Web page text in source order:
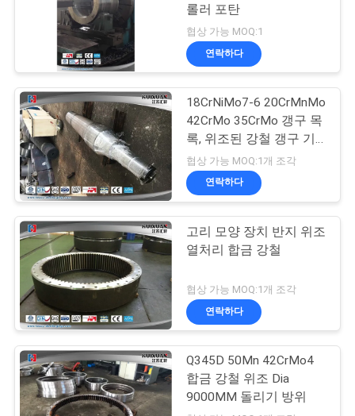
PRIVACY
POLICY
롤러 포탄
협상 가능 MOQ:1
연락하다
18CrNiMo7-6 20CrMnMo
42CrMo 35CrMo 갱구 목
록, 위조된 강철 갱구 기
계 부속품
협상 가능 MOQ:1개 조각
연락하다
고리 모양 장치 반지 위조
열처리 합금 강철
협상 가능 MOQ:1개 조각
연락하다
Q345D 50Mn 42CrMo4
합금 강철 위조 Dia
9000MM 돌리기 방위